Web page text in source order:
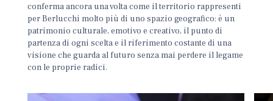
conferma ancora una volta come il territorio rappresenti
per Berlucchi molto più di uno spazio geografico: è un
patrimonio culturale, emotivo e creativo, il punto di
partenza di ogni scelta e il riferimento costante di una
visione che guarda al futuro senza mai perdere il legame
con le proprie radici.